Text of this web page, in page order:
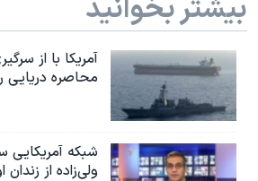
بیشتر بخوانید
آمریکا با از
محاصره دریایی
شبکه
ولی‌زاده از زندان